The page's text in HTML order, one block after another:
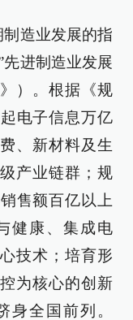
造业发展的指
进制造业发展
）。根据《规
电子信息万亿
、新材料及生
产业链群；规
售额百亿以上
健康、集成电
技术；培育形
为核心的创新
全国前列。